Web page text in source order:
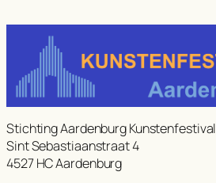
Stichting Aardenburg Kunstenfestival
Sint Sebastiaanstraat 4
4527 HC Aardenburg